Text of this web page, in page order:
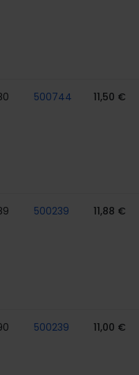
500744 11,50 €
500239 11,88 €
500239 11,00 €